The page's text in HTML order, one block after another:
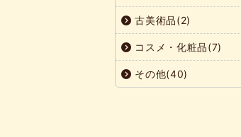
古美術品(2)
コスメ・化粧品(7)
その他(40)